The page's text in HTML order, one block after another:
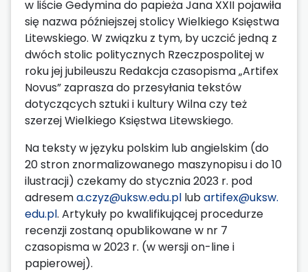
w liście Gedymina do papieża Jana XXII pojawiła
się nazwa późniejszej stolicy Wielkiego Księstwa
Litewskiego. W związku z tym, by uczcić jedną z
dwóch stolic politycznych Rzeczpospolitej w
roku jej jubileuszu Redakcja czasopisma „Artifex
Novus” zaprasza do przesyłania tekstów
dotyczących sztuki i kultury Wilna czy też
szerzej Wielkiego Księstwa Litewskiego.
Na teksty w języku polskim lub angielskim (do
20 stron znormalizowanego maszynopisu i do 10
ilustracji) czekamy do stycznia 2023 r. pod
adresema.czyz@uksw.edu.pl lubartifex@uksw.
edu.pl. Artykuły po kwalifikującej procedurze
recenzji zostaną opublikowane w nr 7
czasopisma w 2023 r. (w wersji on-line i
papierowej).